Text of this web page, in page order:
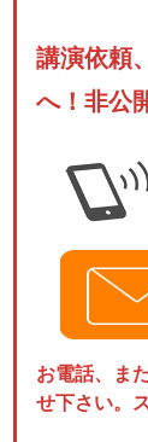
講演依頼
へ！非公
お電話、ま
せ下さい。